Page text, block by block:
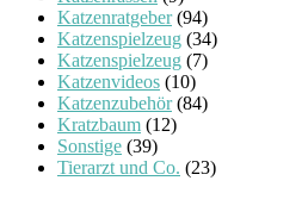
Katzenratgeber(94)
Katzenspielzeug (34)
Katzenspielzeug (7)
Katzenvideos (10)
Katzenzubehör(84)
Kratzbaum (12)
Sonstige (39)
Tierarzt und Co. (23)